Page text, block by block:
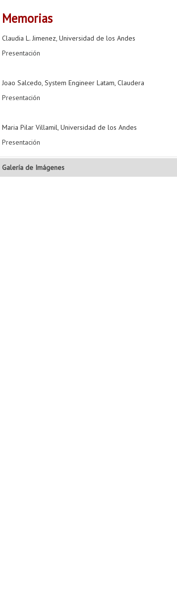
Memorias
Claudia L. Jimenez, Universidad de los Andes
Presentación
Joao Salcedo, System Engineer Latam, Claudera
Presentación
Maria Pilar Villamil, Universidad de los Andes
Presentación
Galería de Imágenes